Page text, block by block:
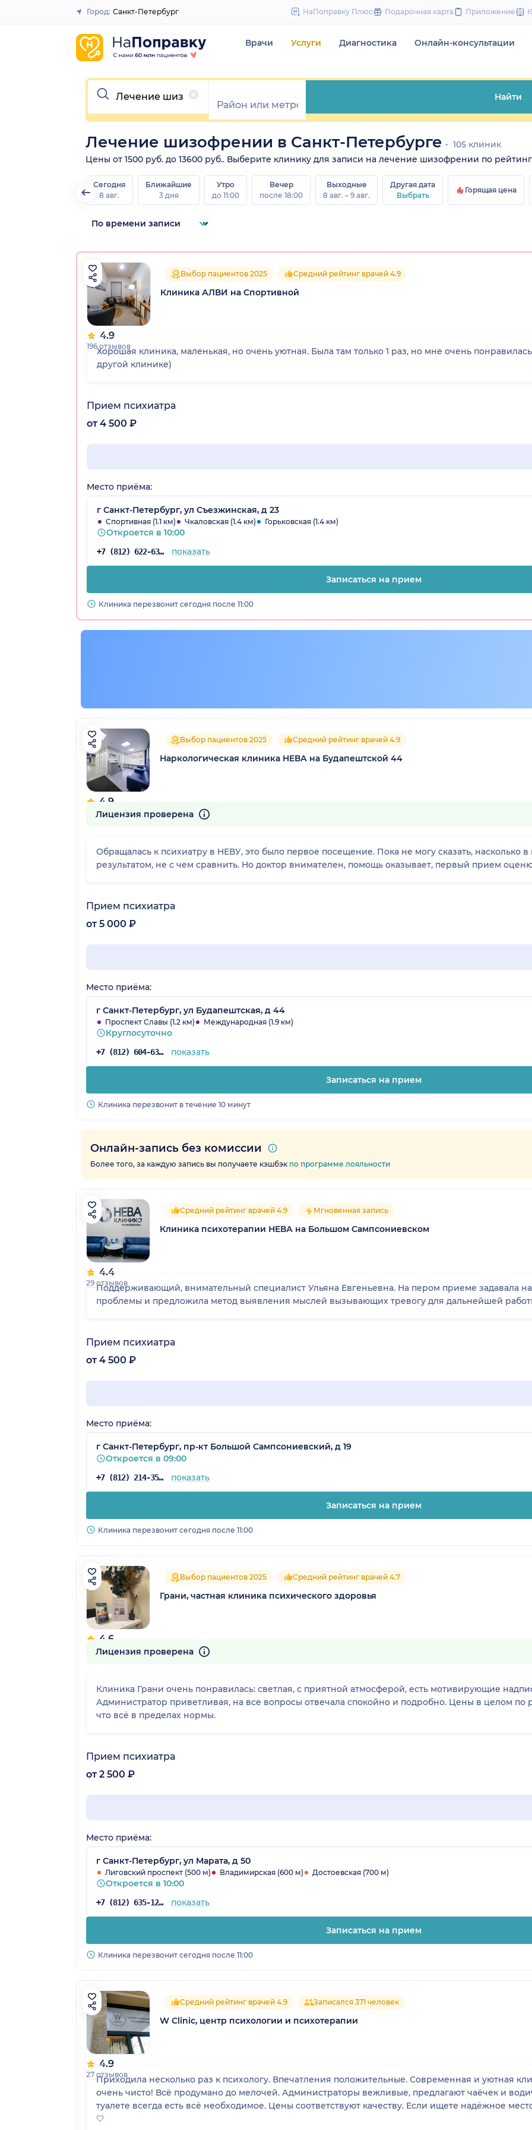
to
Закрыть
Город: Санкт-Петербург НаПоправку Плюс Подарочная карта Приложение
Врачи Услуги Диагностика Онлайн-консультации
Очистить
Найти
Лечение шизофрении в Санкт-Петербурге
105 клиник
Цены от 1500 руб. до 13600 руб.. Выберите клинику для записи на лечение шизофрении по
Сегодня
8 авг.
Ближайшие
3 дня
Утро
до 11:00
Вечер
после 18:00
Выходные
8 авг. – 9 авг.
Другая дата
Выбрать
Горящая цена
4.9
196 отзывов
Выбор пациентов 2025 Средний рейтинг врачей 4.9
Клиника АЛВИ на Спортивной
Хорошая клиника, маленькая, но очень уютная. Была там только 1 раз, но мне очень
другой клинике)
Прием психиатра
от 4 500 ₽
Место приёма:
г Санкт-Петербург, ул Съезжинская, д 23
Спортивная (1.1 км) Чкаловская (1.4 км) Горьковская (1.4 км)
Откроется в 10:00
+7 (812) 622-63-48 показать
Записаться на прием
Клиника перезвонит сегодня после 11:00
4.9
116 отзывов
Выбор пациентов 2025 Средний рейтинг врачей 4.9
Наркологическая клиника НЕВА на Будапештской 44
Лицензия проверена
Обращалась к психиатру в НЕВУ, это было первое посещение. Пока не могу сказать, насколько
результатом, не с чем сравнить. Но доктор внимателен, помощь оказывает, первый прием
Прием психиатра
от 5 000 ₽
Место приёма:
г Санкт-Петербург, ул Будапештская, д 44
Проспект Славы (1.2 км) Международная (1.9 км)
Круглосуточно
+7 (812) 604-63-50 показать
Записаться на прием
Клиника перезвонит в течение 10 минут
Онлайн-запись без комиссии
Более того, за каждую запись вы получаете кэшбэк по программе лояльности
4.4
29 отзывов
Средний рейтинг врачей 4.9 Мгновенная запись
Клиника психотерапии НЕВА на Большом Сампсониевском
Поддерживающий, внимательный специалист Ульяна Евгеньевна. На пером приеме задавала
проблемы и предложила метод выявления мыслей вызывающих тревогу для дальнейшей
Прием психиатра
от 4 500 ₽
Место приёма:
г Санкт-Петербург, пр-кт Большой Сампсониевский, д 19
Откроется в 09:00
+7 (812) 214-35-16 показать
Записаться на прием
Клиника перезвонит сегодня после 11:00
4.6
385 отзывов
Выбор пациентов 2025 Средний рейтинг врачей 4.7
Грани, частная клиника психического здоровья
Лицензия проверена
Клиника Грани очень понравилась: светлая, с приятной атмосферой, есть мотивирующие
Администратор приветливая, на все вопросы отвечала спокойно и подробно. Цены в целом по
что всё в пределах нормы.
Прием психиатра
от 2 500 ₽
Место приёма:
г Санкт-Петербург, ул Марата, д 50
Лиговский проспект (500 м) Владимирская (600 м) Достоевская (700 м)
Откроется в 10:00
+7 (812) 635-12-20 показать
Записаться на прием
Клиника перезвонит сегодня после 11:00
4.9
27 отзывов
Средний рейтинг врачей 4.9 Записался 371 человек
W Clinic, центр психологии и психотерапии
Приходила несколько раз к психологу. Впечатления положительные. Современная и уютная
очень чисто! Всё продумано до мелочей. Администраторы вежливые, предлагают чаёчек и
туалете всегда есть всё необходимое. Цены соответствуют качеству. Если ищете надёжное
🤍